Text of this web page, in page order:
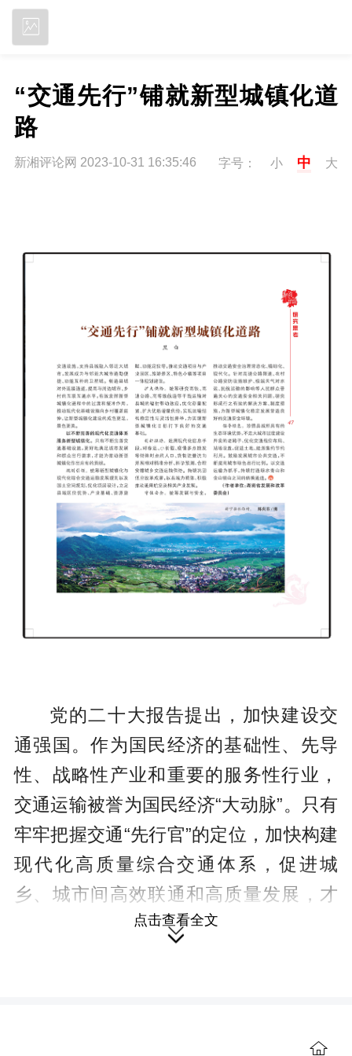
“交通先行”铺就新型城镇化道
路
新湘评论网 2023-10-31 16:35:46 字号： 小 中 大
党的二十大报告提出，加快建设交
通强国。作为国民经济的基础性、先导
性、战略性产业和重要的服务性行业，
交通运输被誉为国民经济“大动脉”。只有
牢牢把握交通“先行官”的定位，加快构建
现代化高质量综合交通体系，促进城
乡、城市间高效联通和高质量发展，才
能深入实施新型城镇化战略。
点击查看全文
